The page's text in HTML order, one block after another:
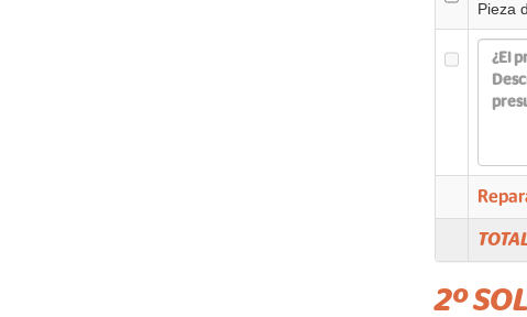
Pieza
2º